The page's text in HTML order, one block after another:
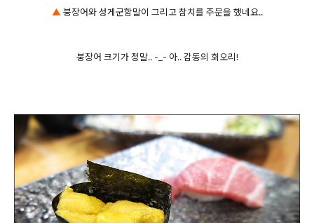
▲붕장어와 성게군함말이 그리고 참치를 주문을 했네요..
붕장어 크기가 정말.. -_- 아.. 감동의 회오리!